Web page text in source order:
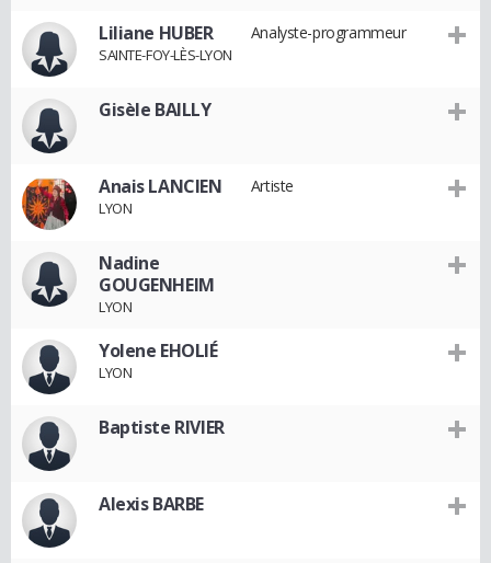
Liliane HUBER
SAINTE-FOY-LÈS-LYON
Analyste-programmeur
Gisèle BAILLY
Anais LANCIEN
LYON
Artiste
Nadine
GOUGENHEIM
LYON
Yolene EHOLIÉ
LYON
Baptiste RIVIER
Alexis BARBE